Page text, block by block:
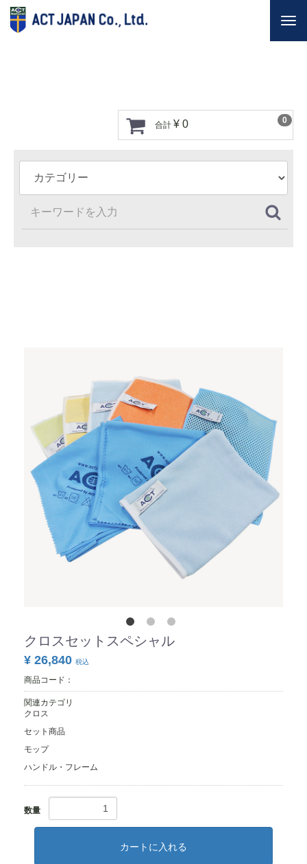
0
合計 ¥ 0
クロスセットスペシャル
¥ 26,840 税込
商品コード：
関連カテゴリ
クロス
セット商品
モップ
ハンドル・フレーム
数量
カートに入れる